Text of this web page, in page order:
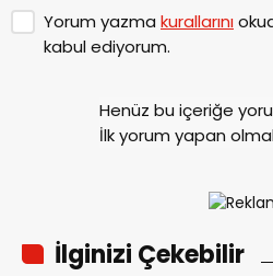
Yorum yazma kurallarını
kabul ediyorum.
Henüz bu içeriğe
İlk yorum yapan
İlginizi Çekebilir